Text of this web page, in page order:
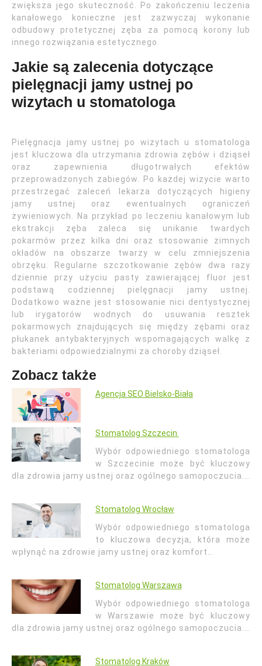
zwiększa jego skuteczność. Po zakończeniu leczenia
kanałowego konieczne jest zazwyczaj wykonanie
odbudowy protetycznej zęba za pomocą korony lub
innego rozwiązania estetycznego.
Jakie są zalecenia dotyczące
pielęgnacji jamy ustnej po
wizytach u stomatologa
Pielęgnacja jamy ustnej po wizytach u stomatologa
jest kluczowa dla utrzymania zdrowia zębów i dziąseł
oraz zapewnienia długotrwałych efektów
przeprowadzonych zabiegów. Po każdej wizycie warto
przestrzegać zaleceń lekarza dotyczących higieny
jamy ustnej oraz ewentualnych ograniczeń
żywieniowych. Na przykład po leczeniu kanałowym lub
ekstrakcji zęba zaleca się unikanie twardych
pokarmów przez kilka dni oraz stosowanie zimnych
okładów na obszarze twarzy w celu zmniejszenia
obrzęku. Regularne szczotkowanie zębów dwa razy
dziennie przy użyciu pasty zawierającej fluor jest
podstawą codziennej pielęgnacji jamy ustnej.
Dodatkowo ważne jest stosowanie nici dentystycznej
lub irygatorów wodnych do usuwania resztek
pokarmowych znajdujących się między zębami oraz
płukanek antybakteryjnych wspomagających walkę z
bakteriami odpowiedzialnymi za choroby dziąseł.
Zobacz także
Agencja SEO Bielsko-Biała
Stomatolog Szczecin
Wybór odpowiedniego stomatologa
w Szczecinie może być kluczowy
dla zdrowia jamy ustnej oraz ogólnego samopoczucia.…
Stomatolog Wrocław
Wybór odpowiedniego stomatologa
to kluczowa decyzja, która może
wpłynąć na zdrowie jamy ustnej oraz komfort…
Stomatolog Warszawa
Wybór odpowiedniego stomatologa
w Warszawie może być kluczowy
dla zdrowia jamy ustnej oraz ogólnego samopoczucia.…
Stomatolog Kraków